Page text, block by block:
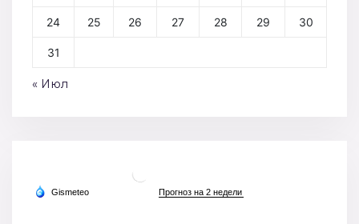
24 25 26 27 28 29 30
31
« Июл